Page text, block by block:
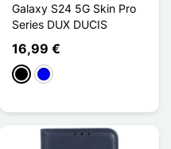
Galaxy S24 5G Skin Pro
Series DUX DUCIS
16,99 €
NegroAzul